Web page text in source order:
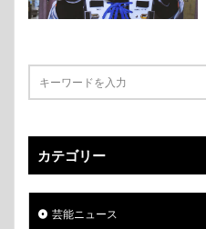
カテゴリー
芸能ニュース